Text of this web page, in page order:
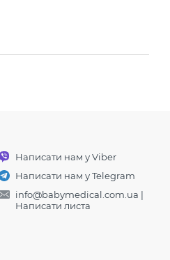
Написати нам у Viber
Написати нам у Telegram
info@babymedical.com.ua |
Написати листа